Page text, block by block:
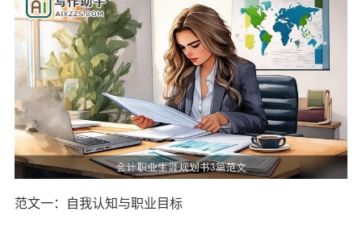
范文一：自我认知与职业目标